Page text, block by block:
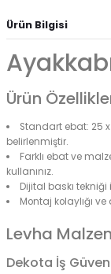
Ürün Bilgisi
Ürün
Standart ebat: 25
belirlenmiştir.
Farklı ebat ve
kullanınız.
Dijital baskı tekniği
Montaj kolaylığı ve
Levha
Dekota İş